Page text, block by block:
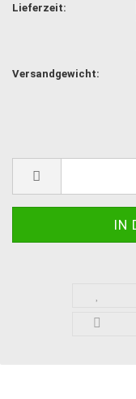
Lieferzeit:
Versandgewicht: